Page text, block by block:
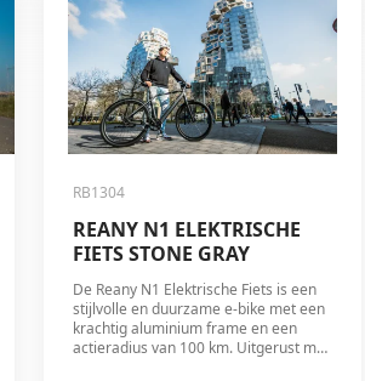
RB1304
REANY N1 ELEKTRISCHE
FIETS STONE GRAY
De Reany N1 Elektrische Fiets is een
stijlvolle en duurzame e-bike met een
krachtig aluminium frame en een
actieradius van 100 km. Uitgerust met